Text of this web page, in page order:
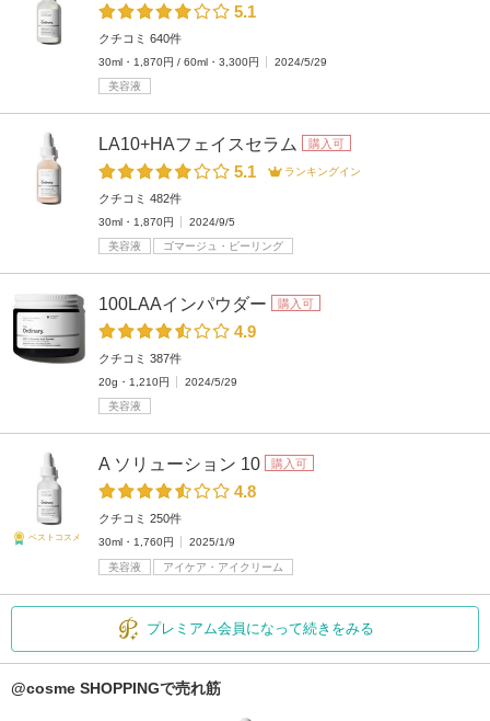
5.1
クチコミ 640件
30ml・1,870円 / 60ml・3,300円
2024/5/29
美容液
LA10+HAフェイスセラム 購入可
5.1 ランキングイン
クチコミ 482件
30ml・1,870円
2024/9/5
美容液
ゴマージュ・ピーリング
100LAAインパウダー 購入可
4.9
クチコミ 387件
20g・1,210円
2024/5/29
美容液
ベストコスメ
A ソリューション 10 購入可
4.8
クチコミ 250件
30ml・1,760円 2025/1/9
美容液 アイケア・アイクリーム
プレミアム会員になって続きをみる
@cosme SHOPPINGで売れ筋